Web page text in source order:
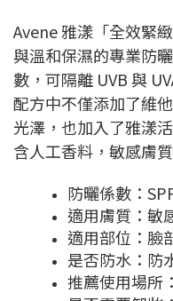
Avene 雅漾「全效緊
與溫和保濕的專業防
數，可隔離 UVB 與
配方中不僅添加了維
光澤，也加入了雅漾
含人工香料，敏感膚
防曬係數：
適用膚質：敏
適用部位：臉
是否防水：防
推薦使用場所